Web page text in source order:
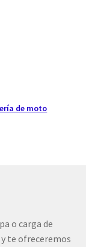
de moto
o carga de
te ofreceremos